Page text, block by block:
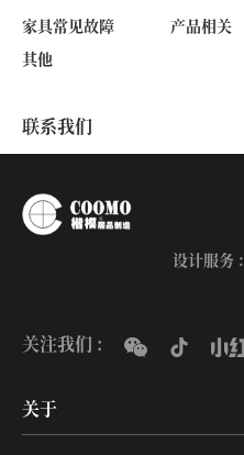
家具常见故障 产品相关
其他
联系我们
关注我们 :
设计服务 :
关于